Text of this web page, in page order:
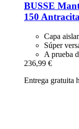
BUSSE
150
Capa
Súper
A prueba
236,99 €
Entrega gratuita